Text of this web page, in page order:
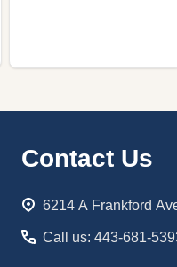
Footer
Contact Us
6214 A Frankford
Call us: 443-681-